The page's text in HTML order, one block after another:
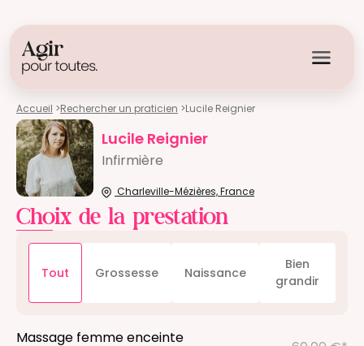
Accueil >Rechercher un praticien >Lucile Reignier
Lucile Reignier
Infirmière
Charleville-Mézières, France
Choix de la prestation
Tout Grossesse Naissance
Bien
grandir
Massage femme enceinte